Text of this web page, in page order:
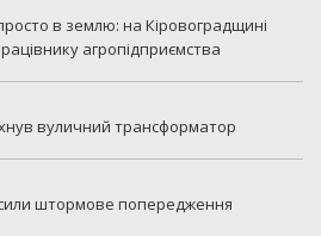
в землю: на Кіровоградщині
агропідприємства
вуличний трансформатор
штормове попередження